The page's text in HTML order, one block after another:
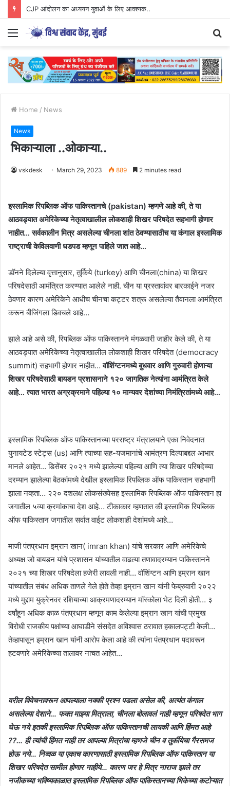
CJP आंदोलन का अध्ययन युवाओं के लिए आवश्यक..
Menu
Home / News
News
भिकाऱ्याला ..ओकाऱ्या..
vskdesk March 29, 2023 889 2 minutes read
इस्लामिक रिपब्लिक ऑफ पाकिस्तानचे (pakistan) म्हणणे आहे की, ते या
आठवड्यात अमेरिकेच्या नेतृत्वाखालील लोकशाही शिखर परिषदेत सहभागी होणार
नाहीत… सर्वकालीन मित्र असलेल्या चीनला शांत ठेवण्यासाठीच या कंगाल इस्लामिक
राष्ट्राची केविलवाणी धडपड म्हणून पाहिले जात आहे…
डॉनने दिलेल्या वृत्तानुसार, तुर्किये (turkey) आणि चीनला(china) या शिखर
परिषदेसाठी आमंत्रित करण्यात आलेले नाही. चीन या प्रस्तावांवर बारकाईने नजर
ठेवणार कारण अमेरिकेने आधीच चीनचा कट्टर शत्रू असलेल्या तैवानला आमंत्रित
करून बीजिंगला डिवचले आहे…
झाले आहे असे की, रिपब्लिक ऑफ पाकिस्तानने मंगळवारी जाहीर केले की, ते या
आठवड्यात अमेरिकेच्या नेतृत्वाखालील लोकशाही शिखर परिषदेत (democracy
summit) सहभागी होणार नाहीत…वॉशिंग्टनमध्ये बुधवार आणि गुरुवारी होणाऱ्या
शिखर परिषदेसाठी बायडन प्रशासनाने १२० जागतिक नेत्यांना आमंत्रित केले
आहे… त्यात भारत अग्रक्रमाने पहिल्या १० मान्यवर देशांच्या निमंत्रितांमध्ये आहे…
इस्लामिक रिपब्लिक ऑफ पाकिस्तानच्या परराष्ट्र मंत्रालयाने एका निवेदनात
युनायटेड स्टेट्स (us) आणि त्याच्या सह-यजमानांचे आमंत्रण दिल्याबद्दल आभार
मानले आहेत… डिसेंबर २०२१ मध्ये झालेल्या पहिल्या आणि त्या शिखर परिषदेच्या
दरम्यान झालेल्या बैठकांमध्ये देखील इस्लामिक रिपब्लिक ऑफ पाकिस्तान सहभागी
झाला नव्हता… २२० दशलक्ष लोकसंख्येसह इस्लामिक रिपब्लिक ऑफ पाकिस्तान हा
जगातील ५व्या क्रमांकाचा देश आहे… टीकाकार म्हणतात की इस्लामिक रिपब्लिक
ऑफ पाकिस्तान जगातील सर्वात वाईट लोकशाही देशांमध्ये आहे…
माजी पंतप्रधान इम्रान खान( imran khan) यांचे सरकार आणि अमेरिकेचे
अध्यक्ष जो बायडन यांचे प्रशासन यांच्यातील वाढत्या तणावादरम्यान पाकिस्तानने
२०२१ च्या शिखर परिषदेला हजेरी लावली नाही… वॉशिंग्टन आणि इम्रान खान
यांच्यातील संबंध अधिक ताणले गेले होते तेव्हा इम्रान खान यांनी फेब्रुवारी २०२२
मध्ये मुद्दाम युक्रेनवर रशियाच्या आक्रमणादरम्यान मॉस्कोला भेट दिली होती… ३
वर्षांहून अधिक काळ पंतप्रधान म्हणून काम केलेल्या इम्रान खान यांची प्रमुख
विरोधी राजकीय पक्षांच्या आघाडीने संसदेत अविश्वास ठरावात हकालपट्टी केली…
तेव्हापासून इम्रान खान यांनी आरोप केला आहे की त्यांना पंतप्रधान पदावरून
हटवणारे अमेरिकेच्या तालावर नाचत आहेत…
वरील विवेचनावरून आपल्याला नक्की प्रश्न पडला असेल की, अत्यंत कंगाल
असलेल्या देशाने… फक्त माझ्या मित्राला, चीनला बोलावलं नाही म्हणून परिषदेत भाग
घेऊ नये इतकी इस्लामिक रिपब्लिक ऑफ पाकिस्तानची लायकी आणि हिंमत आहे
??… ही त्यांची हिंमत नाही तर आपल्या मित्रांचा म्हणजे चीन व तुर्कीयेचा गैरसमज
होऊ नये… निव्वळ या एकाच कारणासाठी इस्लामिक रिपब्लिक ऑफ पाकिस्तान या
शिखर परिषदेत सामील होणार नाहीये… कारण जर हे मित्र नाराज झाले तर
नजीकच्या भविष्यकाळात इस्लामिक रिपब्लिक ऑफ पाकिस्तानच्या भिकेच्या कटोऱ्यात